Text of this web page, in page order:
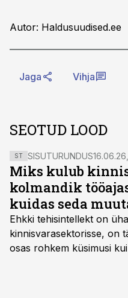
Autor: Haldusuudised.ee
Jaga Vihja
SEOTUD LOOD
ST SISUTURUNDUS
Miks kulub
kolmandik
kuidas seda
Ehkki tehisintellekt on
kinnisvarasektorisse, on
osas rohkem küsimusi